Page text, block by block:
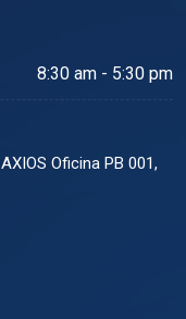
8:30 am - 5:30 pm
Oficina PB 001,